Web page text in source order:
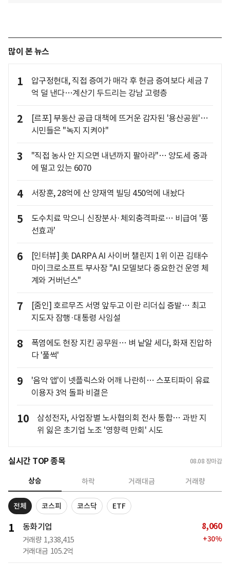
많이 본 뉴스
1
압구정현대, 직접 증여가 매각 후 현금 증여보다 세금 7
억 덜 낸다…계산기 두드리는 강남 고령층
2
[르포] 부동산 공급 대책에 뜨거운 감자된 '용산공원'…
시민들은 "녹지 지켜야"
3
"직접 농사 안 지으면 내년까지 팔아라"… 양도세 중과
에 떨고 있는 6070
4 서장훈, 28억에 산 양재역 빌딩 450억에 내놨다
5
도수치료 막으니 신장분사·체외충격파로… 비급여 '풍
선효과'
6
[인터뷰] 美 DARPA AI 사이버 챌린지 1위 이끈 김태수
마이크로소프트 부사장 "AI 모델보다 중요한건 운영 체
계와 거버넌스"
7
[줌인] 호르무즈 서명 앞두고 이란 리더십 증발… 최고
지도자 잠행·대통령 사임설
8
폭염에도 현장 지킨 공무원… 벼 낱알 세다, 화재 진압하
다 '풀썩'
9
'음악 앱'이 넷플릭스와 어깨 나란히… 스포티파이 유료
이용자 3억 돌파 비결은
10
삼성전자, 사업장별 노사협의회 전사 통합… 과반 지
위 잃은 초기업 노조 '영향력 만회' 시도
실시간 TOP 종목 08.08 장마감
상승 하락 거래대금 거래량
전체 코스피 코스닥 ETF
1 동화기업
거래량 1,338,415
거래대금 105.2억
8,060
+30%